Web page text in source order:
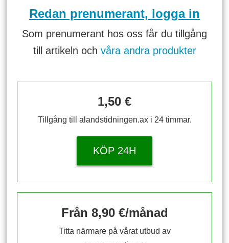
Redan prenumerant, logga in
Som prenumerant hos oss får du tillgång
till artikeln och våra andra produkter
1,50 €
Tillgång till alandstidningen.ax i 24 timmar.
KÖP 24H
Från 8,90 €/månad
Titta närmare på vårat utbud av